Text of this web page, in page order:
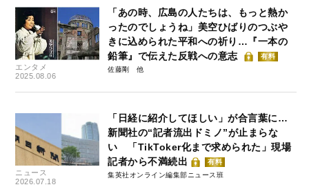
エンタメ
2025.08.06
「あの時、広島の人たちは、もっと熱か
ったのでしょうね」美空ひばりのつぶや
きに込められた平和への祈り…『一本の
鉛筆』で伝えた反戦への意志
有料
佐藤剛
ニュース
2026.07.18
「日経に紹介してほしい」が合言葉に…
新聞社の“記者流出ドミノ”が止まらな
い 「TikToker化まで求められた」現場
記者から不満続出
有料
集英社オンライン編集部ニュース班